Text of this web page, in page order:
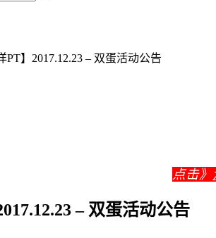
PT】2017.12.23 – 双蛋活动公告
点击》
– 双蛋活动公告